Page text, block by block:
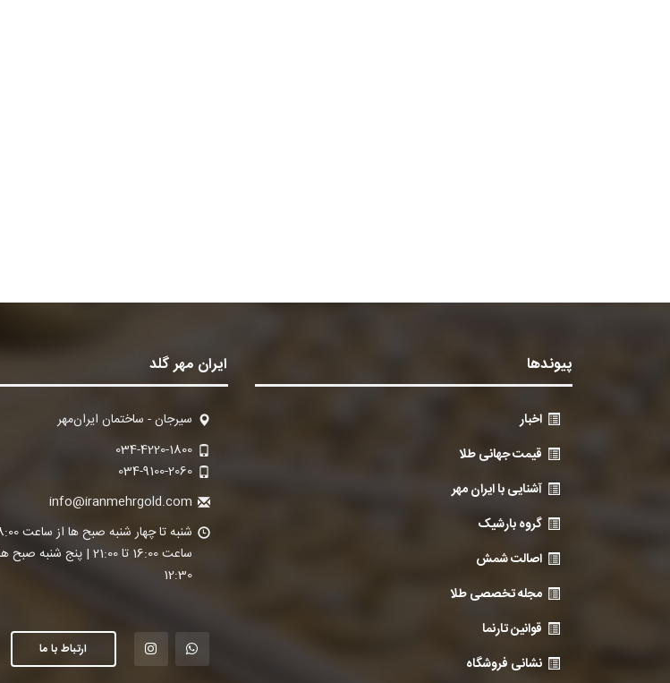
پیوندها
اخبار
قیمت جهانی طلا
آشنایی با ایران مهر
گروه بارشیک
اصالت شمش
مجله تخصصی طلا
قوانین تارنما
نشانی فروشگاه
ایران مهر گلد
سیرجان - ساختمان ایران‌مهر
034-4220-1800
034-9100-2060
info@iranmehrgold.com
12:30
ارتباط با ما